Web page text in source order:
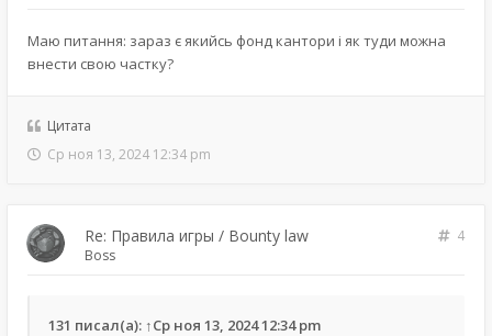
Маю питання: зараз є якийсь фонд кантори і як туди можна
внести свою частку?
Цитата
Ср ноя 13, 2024 12:34 pm
Re: Правила игры / Bounty law
4
Boss
131 писал(а): ↑Ср ноя 13, 2024 12:34 pm